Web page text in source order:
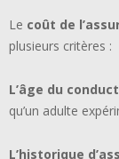
Le coût de
plusieurs critères :
L’âge du
qu’un adulte
L’historique